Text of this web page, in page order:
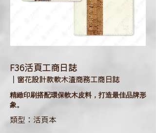
F36活頁工商日誌
｜窗花設計款軟木渣商務工商日誌
​精緻印刷搭配環保軟木皮料，打造最佳品牌形
象。
類型：活頁本